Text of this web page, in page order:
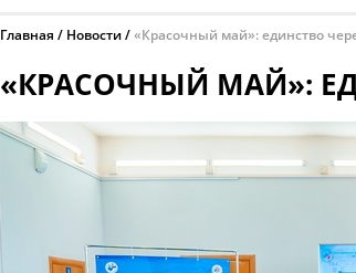
Главная Новости «Красочный май»: единство
«КРАСОЧНЫЙ МАЙ»: